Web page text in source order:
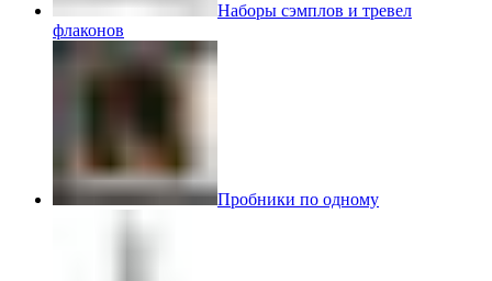
Наборы сэмплов и тревел
флаконов
Пробники по одному